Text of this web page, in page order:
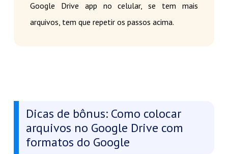
Google Drive app no celular, se tem mais
arquivos, tem que repetir os passos acima.
Dicas de bônus: Como colocar
arquivos no Google Drive com
formatos do Google